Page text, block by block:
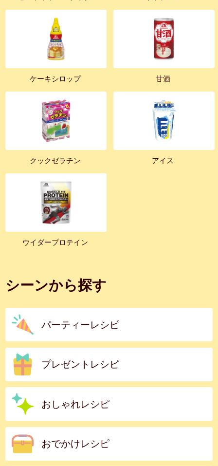
ケーキシロップ 甘酒
クックゼラチン アイス
ウイダープロテイン
シーンから探す
パーティーレシピ
プレゼントレシピ
おしゃれレシピ
おでかけレシピ